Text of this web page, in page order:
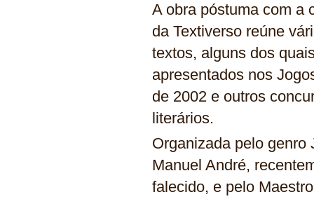
A obra póstuma com a
da Textiverso reúne
textos, alguns dos
apresentados nos
de 2002 e outros
literários.
Organizada pelo genro
Manuel André,
falecido, e pelo Maestro